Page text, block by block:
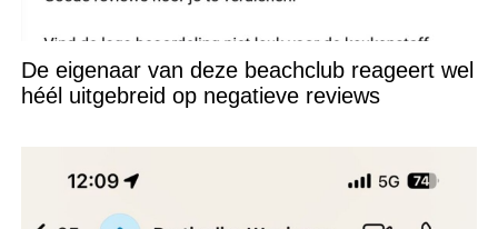
De eigenaar van deze beachclub reageert wel
héél uitgebreid op negatieve reviews